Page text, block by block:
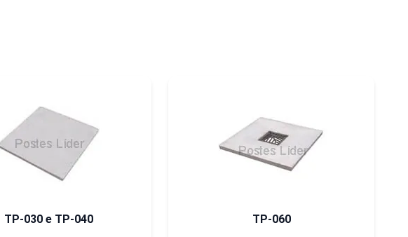
TP-030 e TP-040 TP-060